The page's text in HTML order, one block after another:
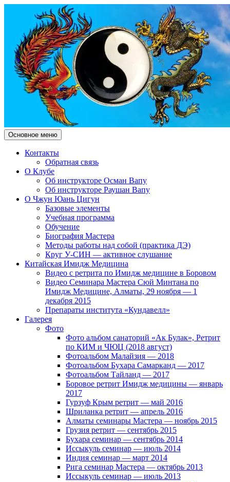
Чжун Юань Цигун Клуб
"Здесь и Сейчас"
Поиск
Основное меню Перейти
к
Контакты
Обратная связь
О Клубе
Об инструкторе Осман Вапу
Об инструкторе Раушан Вапу
О Чжун Юань Цигун
Базовые элементы
Учебная программа
Обучение
Биография Мастера
Методы работы над собой (практика ДЭ)
Круг У-СИН — активное слушание
Китайская Имидж Медицина
Видео с ретрита по Имидж медицине в Боровом
Видео Семинара Мастера Сюй Минтана по
Имидж Медицине, Алматы, 29 ноября — 1
декабря 2015
Препараты института «Кундавелл»
Галерея
Фото
Фото альбом санаторий «Ак Булак», Ретрит
по КИМ и ЧЮЦ (2018 август)
Фотоальбом Малайзия — 2018
Фотоальбом Бухара Самарканд — 2017
Фотоальбом Тайланд — 2017
Боровое ретрит Имидж медицины — январь
2017
Гурзуф Крым ретрит — май 2016
Шриланка ретрит — апрель 2016
Алматы семинары Мастера — ноябрь 2015
Грузия ретрит — сентябрь 2015
Бухара семинар — сентябрь 2014
Иссыкуль семинар — июль 2014
Индия семинар — март 2014
Рига семинар Мастера — октябрь 2013
Иссыкуль семинар — июль 2013